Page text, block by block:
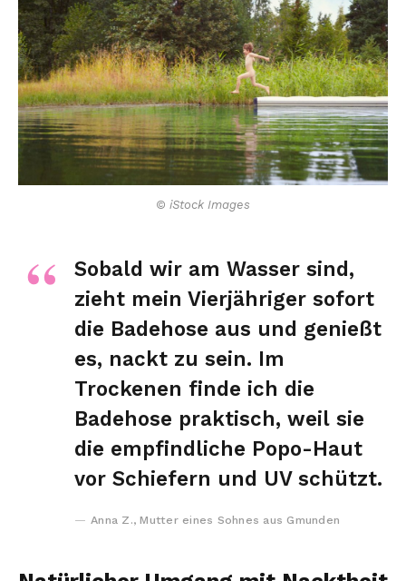
© iStock Images
Sobald wir am Wasser sind,
zieht mein Vierjähriger sofort
die Badehose aus und genießt
es, nackt zu sein. Im
Trockenen finde ich die
Badehose praktisch, weil sie
die empfindliche Popo-Haut
vor Schiefern und UV schützt.
Anna Z., Mutter eines Sohnes aus Gmunden